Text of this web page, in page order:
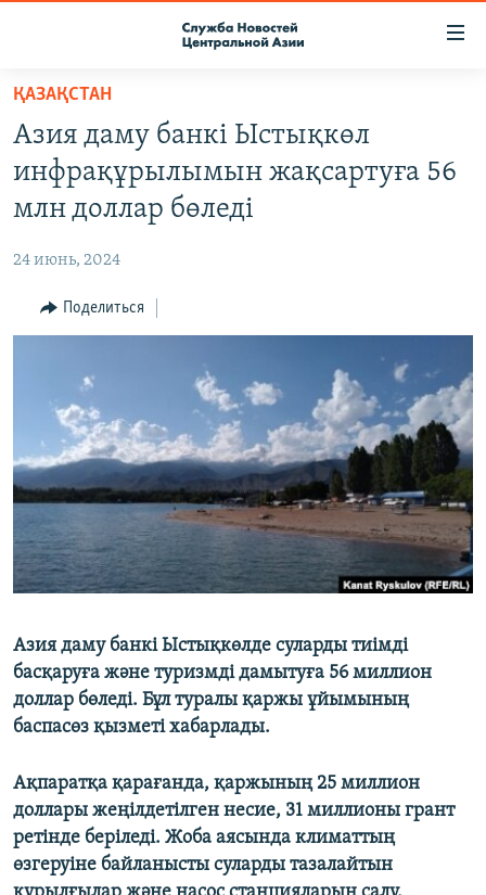
Вернуться
основному
содержанию
Вернутся
главной
Вернутся
ПОДПИСКА
КОНТАКТЫ
НАСТОЯЩЕЕ ВРЕМЯ
МИГРАНТ МЕДИА
ҚАЗАҚСТАН
Азия даму банкі Ыстықкөл
инфрақұрылымын жақсартуға 56
млн доллар бөледі
24 июнь, 2024
Поделиться
Азия даму банкі Ыстықкөлде суларды тиімді
басқаруға және туризмді дамытуға 56 миллион
доллар бөледі. Бұл туралы қаржы ұйымының
баспасөз қызметі хабарлады.
Ақпаратқа қарағанда, қаржының 25 миллион
доллары жеңілдетілген несие, 31 миллионы грант
ретінде беріледі. Жоба аясында климаттың
өзгеруіне байланысты суларды тазалайтын